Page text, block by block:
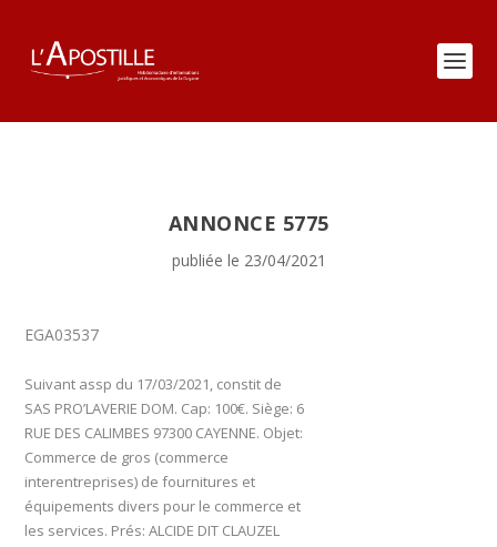
ANNONCE 5775
publiée le 23/04/2021
EGA03537
Suivant assp du 17/03/2021, constit de
SAS PRO’LAVERIE DOM. Cap: 100€. Siège: 6
RUE DES CALIMBES 97300 CAYENNE. Objet:
Commerce de gros (commerce
interentreprises) de fournitures et
équipements divers pour le commerce et
les services. Prés: ALCIDE DIT CLAUZEL